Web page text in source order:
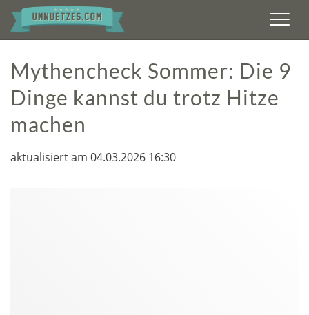
Mythencheck Sommer: Die 9
Dinge kannst du trotz Hitze
machen
aktualisiert am 04.03.2026 16:30